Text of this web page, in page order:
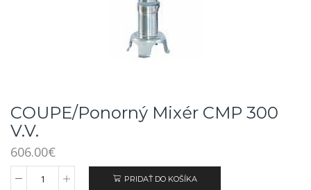
COUPE/Ponorný Mixér CMP 300
V.V.
606.00€
PRIDAŤ DO KOŠÍKA